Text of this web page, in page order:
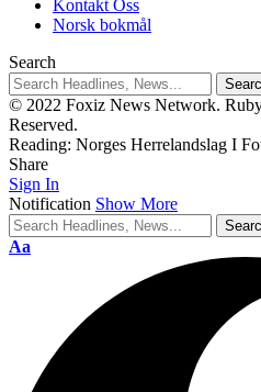
Kontakt Oss
Norsk bokmål
Search
© 2022 Foxiz News Network.
Reserved.
Reading: Norges Herrelandslag I
Share
Sign In
Notification Show More
Aa